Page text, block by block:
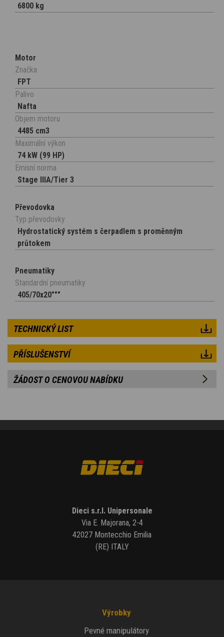
6800 kg
Motor
Značka
FPT
Palivo
Nafta
Objem motoru
4485 cm3
Maximální výkon
74 kW (99 HP)
Emisní norma
Stage IIIA/Tier 3
Převodovka
Typ převodovky
Hydrostatický systém s čerpadlem s proměnným
průtokem
Pneumatiky
Standardní pneumatiky
405/70x20"""
TECHNICKÝ LIST
PŘÍSLUŠENSTVÍ
ŽÁDOST O CENOVOU NABÍDKU
Dieci s.r.l. Unipersonale
Via E. Majorana, 2-4
42027 Montecchio Emilia
(RE) ITALY
Výrobky
Pevné manipulátory